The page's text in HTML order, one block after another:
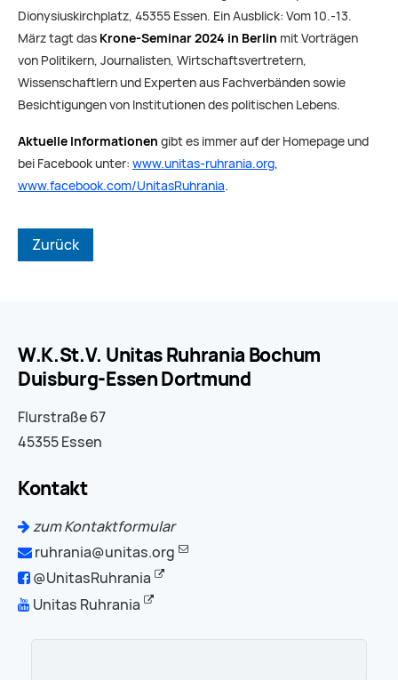
Dionysiuskirchplatz, 45355 Essen. Ein Ausblick: Vom 10.-13.
März tagt das Krone-Seminar 2024 in Berlin mit Vorträgen
von Politikern, Journalisten, Wirtschaftsvertretern,
Wissenschaftlern und Experten aus Fachverbänden sowie
Besichtigungen von Institutionen des politischen Lebens.
Aktuelle Informationen gibt es immer auf der Homepage und
bei Facebook unter: www.unitas-ruhrania.org,
www.facebook.com/UnitasRuhrania.
Zurück
W.K.St.V. Unitas Ruhrania Bochum
Duisburg-Essen Dortmund
Flurstraße 67
45355 Essen
Kontakt
zum Kontaktformular
ruhrania@unitas.org
@UnitasRuhrania
Unitas Ruhrania